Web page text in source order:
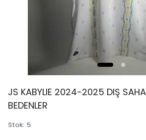
JS KABYLIE 2024-2025 DIŞ
BEDENLER
Stok: 5